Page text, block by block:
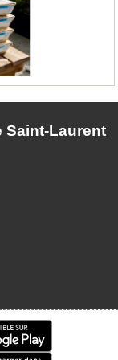
Saint-Laurent